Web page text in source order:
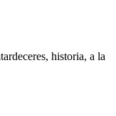
historia, a la